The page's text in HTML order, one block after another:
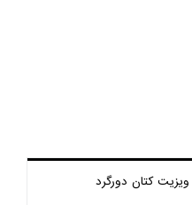
کتان دورگرد